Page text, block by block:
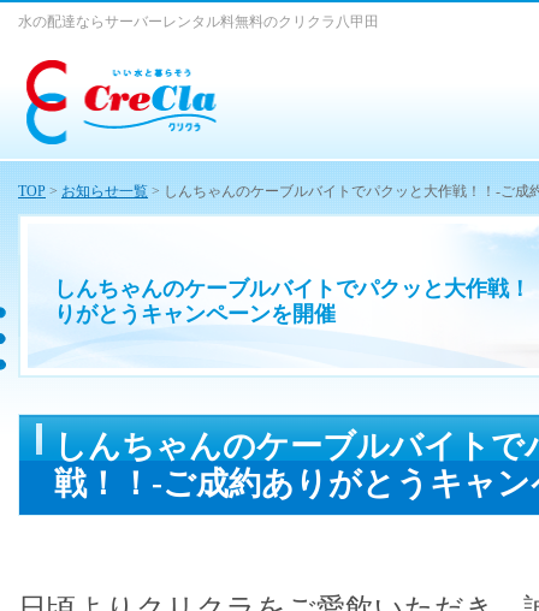
しんちゃんのケーブルバイトでパクッと大作戦！
りがとうキャンペーンを開催
水の配達ならサーバーレンタル料無料のクリクラ八甲田
しんちゃんのケーブルバイトで
戦！！-ご成約ありがとうキャ
TOP > お知らせ一覧 > しんちゃんのケーブルバイトでパクッと大作戦！！-ご成